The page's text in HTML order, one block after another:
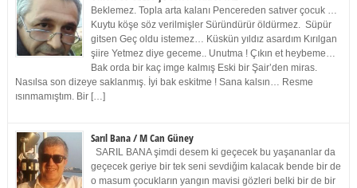
Beklemez. Topla arta kalanı Pencereden satıver çocuk …
Kuytu köşe söz verilmişler Süründürür öldürmez. Süpür
gitsen Geç oldu istemez… Küskün yıldız asardım Kırılgan
şiire Yetmez diye geceme.. Unutma ! Çıkın et heybeme…
Bak orda bir kaç imge kalmış Eski bir Şair’den miras.
Nasılsa son dizeye saklanmış. İyi bak eskitme ! Sana kalsın… Resme
ısınmamıştım. Bir […]
Sarıl Bana / M Can Güney
SARIL BANA şimdi desem ki geçecek bu yaşananlar da
geçecek geriye bir tek seni sevdiğim kalacak bende bir de
o masum çocukların yangın mavisi gözleri belki bir de bir